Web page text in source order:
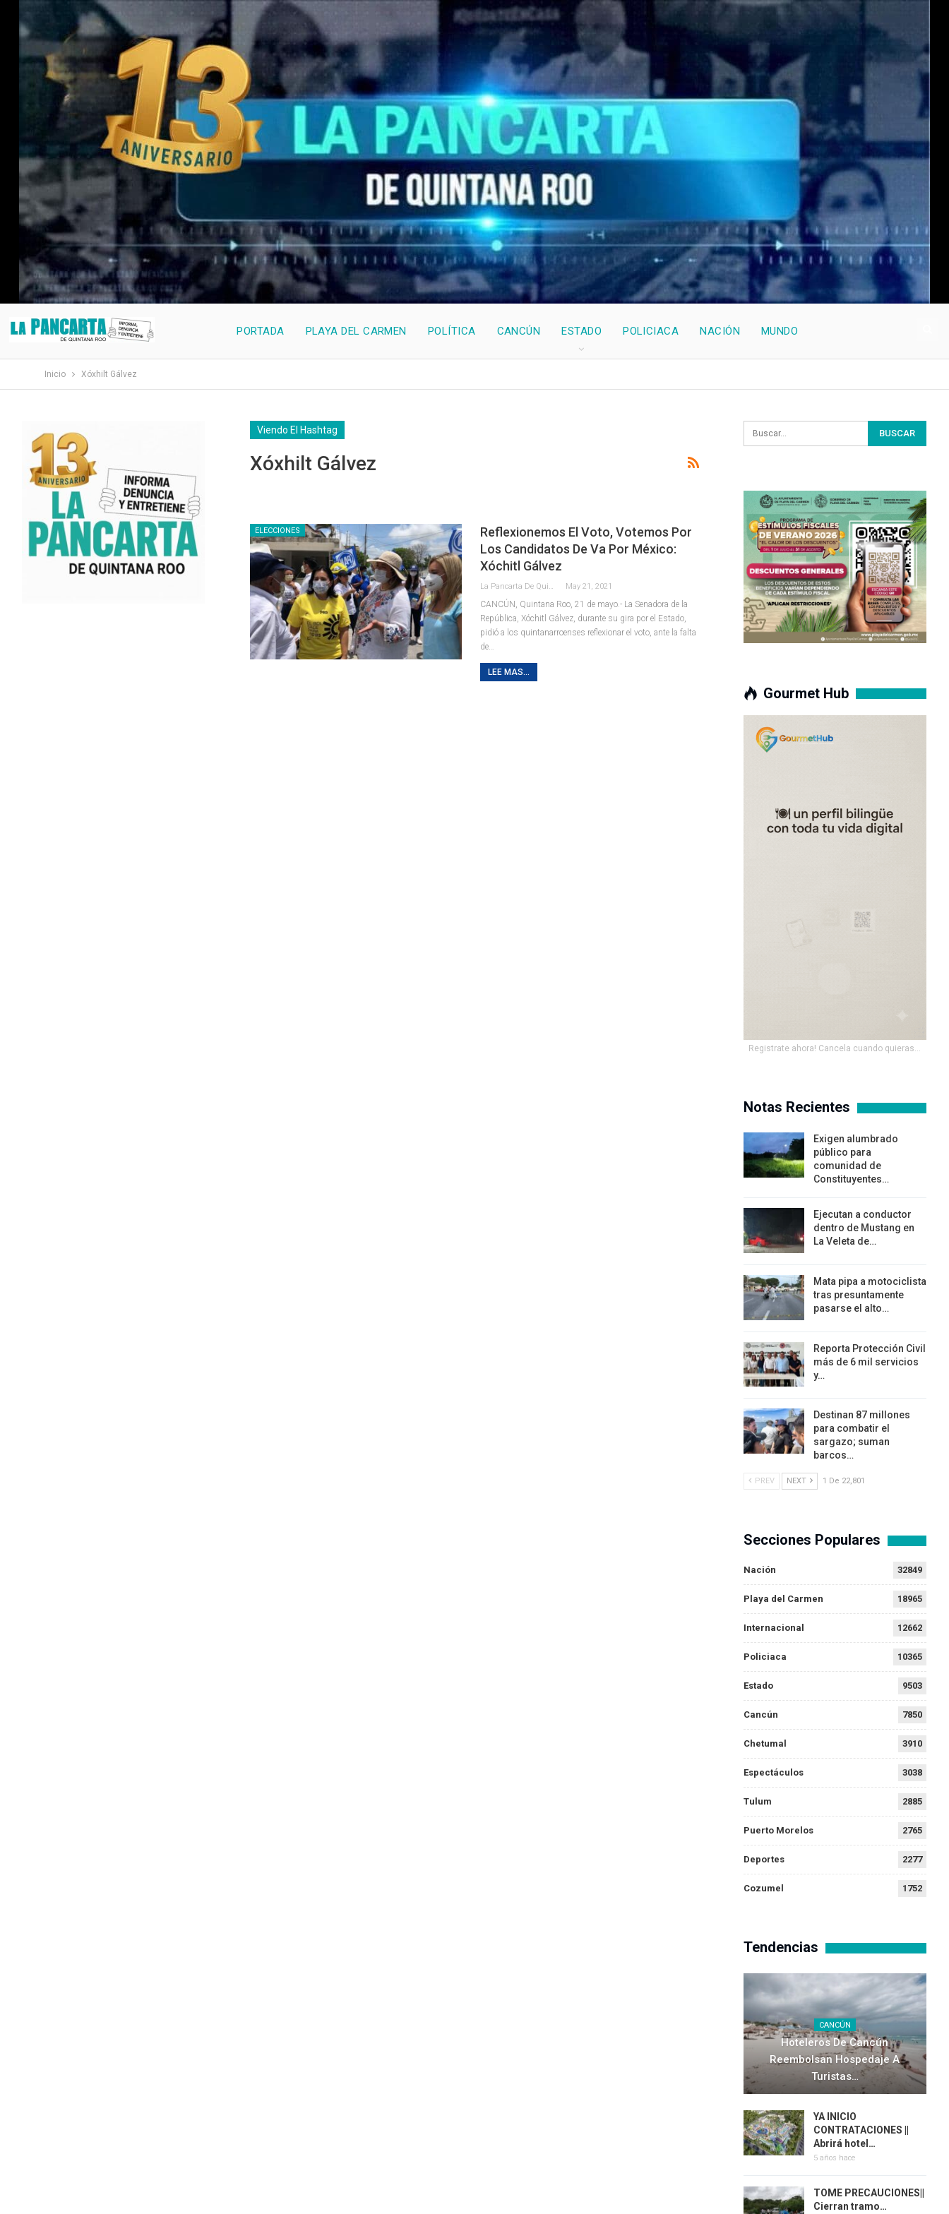
PORTADA PLAYA DEL CARMEN POLÍTICA CANCÚN ESTADO POLICIACA NACIÓN MUNDO
Inicio Xóxhilt Gálvez
Viendo El Hashtag
Xóxhilt Gálvez
ELECCIONES
Reflexionemos El Voto, Votemos Por
Los Candidatos De Va Por México:
Xóchitl Gálvez
May 21, 2021
CANCÚN, Quintana Roo, 21 de mayo.- La Senadora de la
República, Xóchitl Gálvez, durante su gira por el Estado,
pidió a los quintanarroenses reflexionar el voto, ante la falta
de
LEE MAS...
Gourmet Hub
Registrate ahora! Cancela cuando quieras...
Notas Recientes
Exigen alumbrado
público para
comunidad de
Constituyentes…
Ejecutan a conductor
dentro de Mustang en
La Veleta de…
Mata pipa a motociclista
tras presuntamente
pasarse el alto…
Reporta Protección Civil
más de 6 mil servicios
y…
Destinan 87 millones
para combatir el
sargazo; suman
barcos…
PREV NEXT 1 De 22,801
Secciones Populares
Nación 32849
Playa del Carmen 18965
Internacional 12662
Policiaca 10365
Estado 9503
Cancún 7850
Chetumal 3910
Espectáculos 3038
Tulum 2885
Puerto Morelos 2765
Deportes 2277
Cozumel 1752
Tendencias
CANCÚN
Hoteleros De Cancún
Reembolsan Hospedaje A
Turistas…
YA INICIO
CONTRATACIONES ||
Abrirá hotel…
5 años hace
TOME PRECAUCIONES||
Cierran tramo…